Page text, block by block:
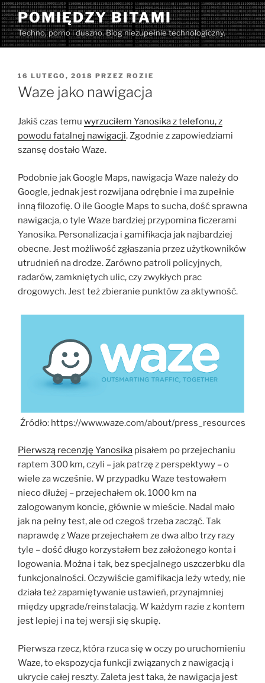
Przejdź
do
treści
POMIĘDZY BITAMI
Techno, porno i duszno. Blog niezupełnie technologiczny.
OPUBLIKOWANE
W
16 LUTEGO, 2018 PRZEZ ROZIE
Waze jako nawigacja
Jakiś czas temu wyrzuciłem Yanosika z telefonu, z
powodu fatalnej nawigacji. Zgodnie z zapowiedziami
szansę dostało Waze.
Podobnie jak Google Maps, nawigacja Waze należy do
Google, jednak jest rozwijana odrębnie i ma zupełnie
inną filozofię. O ile Google Maps to sucha, dość sprawna
nawigacja, o tyle Waze bardziej przypomina ficzerami
Yanosika. Personalizacja i gamifikacja jak najbardziej
obecne. Jest możliwość zgłaszania przez użytkowników
utrudnień na drodze. Zarówno patroli policyjnych,
radarów, zamkniętych ulic, czy zwykłych prac
drogowych. Jest też zbieranie punktów za aktywność.
Źródło: https://www.waze.com/about/press_resources
Pierwszą recenzję Yanosika pisałem po przejechaniu
raptem 300 km, czyli – jak patrzę z perspektywy – o
wiele za wcześnie. W przypadku Waze testowałem
nieco dłużej – przejechałem ok. 1000 km na
zalogowanym koncie, głównie w mieście. Nadal mało
jak na pełny test, ale od czegoś trzeba zacząć. Tak
naprawdę z Waze przejechałem ze dwa albo trzy razy
tyle – dość długo korzystałem bez założonego konta i
logowania. Można i tak, bez specjalnego uszczerbku dla
funkcjonalności. Oczywiście gamifikacja leży wtedy, nie
działa też zapamiętywanie ustawień, przynajmniej
między upgrade/reinstalacją. W każdym razie z kontem
jest lepiej i na tej wersji się skupię.
Pierwsza rzecz, która rzuca się w oczy po uruchomieniu
Waze, to ekspozycja funkcji związanych z nawigacją i
ukrycie całej reszty. Zaleta jest taka, że nawigacja jest